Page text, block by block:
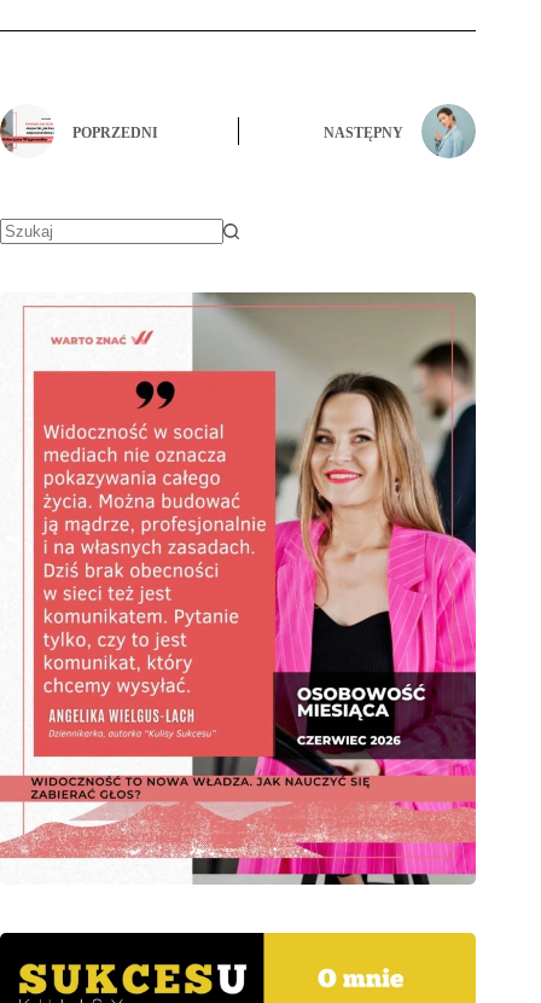
POPRZEDNI NASTĘPNY